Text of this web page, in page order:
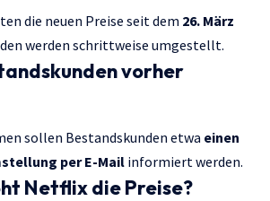
die neuen Preise seit dem 26. März
werden schrittweise umgestellt.
vorher
sollen Bestandskunden etwa einen
per E-Mail informiert werden.
Netflix die Preise?